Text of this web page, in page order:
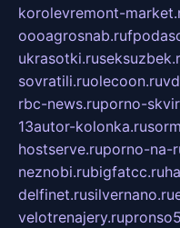
korolevremont-
oooagrosnab.ru
ukrasotki.ru
sovratili.ruolecoon.ru
rbc-news.ruporno-
13autor-kolonka.ru
hostserve.ruporno-na-
neznobi.rubigfatcc.ru
delfinet.rusilvernano.ru
velotrenajery.ru